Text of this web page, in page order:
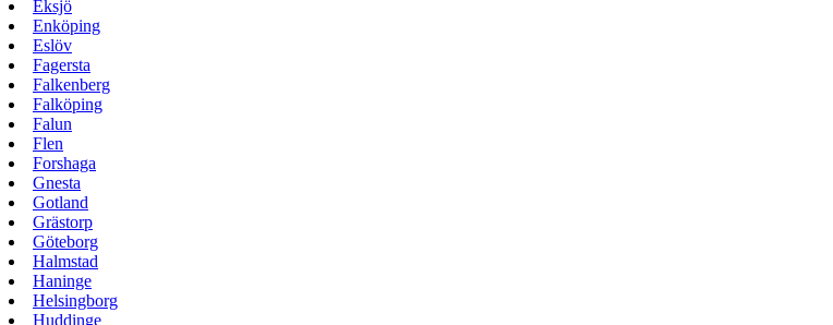
Eksjö
Enköping
Eslöv
Fagersta
Falkenberg
Falköping
Falun
Flen
Forshaga
Gnesta
Gotland
Grästorp
Göteborg
Halmstad
Haninge
Helsingborg
Huddinge